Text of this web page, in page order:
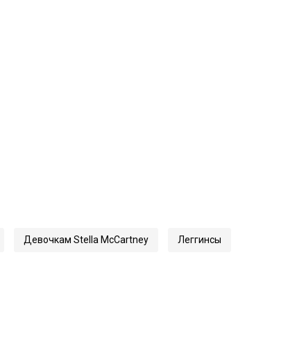
Девочкам Stella McCartney Леггинсы